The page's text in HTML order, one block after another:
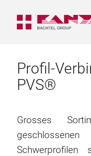
Profil-
PVS®
Grosses
Schwerprofilen